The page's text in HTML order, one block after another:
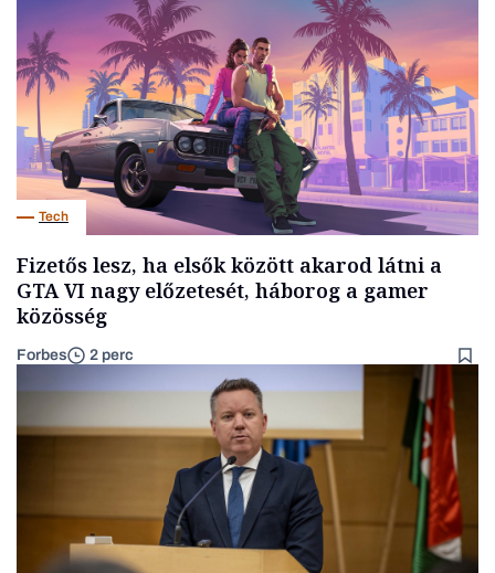
Tech
Fizetős lesz, ha elsők között akarod látni a
GTA VI nagy előzetesét, háborog a gamer
közösség
Forbes 2 perc